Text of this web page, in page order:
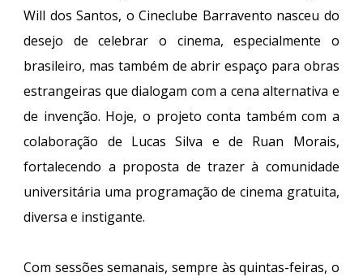
Will dos Santos, o Cineclube Barravento nasceu do
desejo de celebrar o cinema, especialmente o
brasileiro, mas também de abrir espaço para obras
estrangeiras que dialogam com a cena alternativa e
de invenção. Hoje, o projeto conta também com a
colaboração de Lucas Silva e de Ruan Morais,
fortalecendo a proposta de trazer à comunidade
universitária uma programação de cinema gratuita,
diversa e instigante.
Com sessões semanais, sempre às quintas-feiras, o